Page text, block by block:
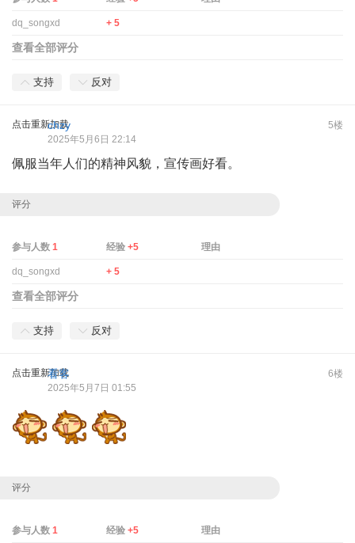
dq_songxd + 5
查看全部评分
支持 反对
点击重新加载 5楼
chzy
2025年5月6日 22:14
佩服当年人们的精神风貌，宣传画好看。
评分
参与人数 1 经验+5 理由
dq_songxd + 5
查看全部评分
支持 反对
点击重新加载 6楼
看客
2025年5月7日 01:55
评分
参与人数 1 经验+5 理由